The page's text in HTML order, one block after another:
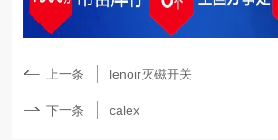
上一条 lenoir灭磁开关
下一条 calex